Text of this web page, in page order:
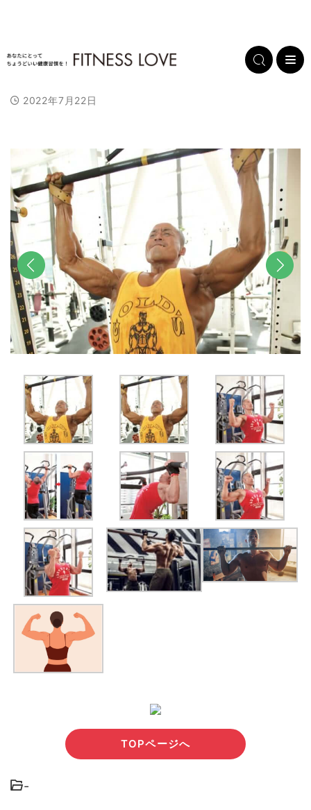
2022年7月22日
前へ 次へ
TOPページへ
-